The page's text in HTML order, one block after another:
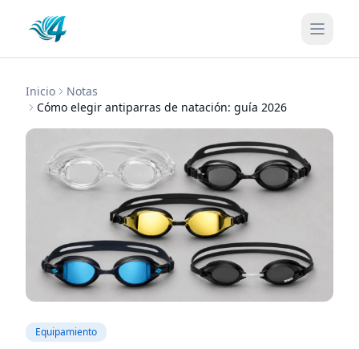
Inicio
Notas
Cómo elegir antiparras de natación: guía 2026
Equipamiento